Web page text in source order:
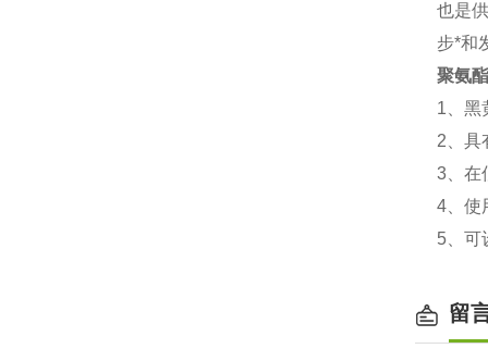
也是
步*和
聚氨
1、黑
2、具
3、在
4、使
5、可
留